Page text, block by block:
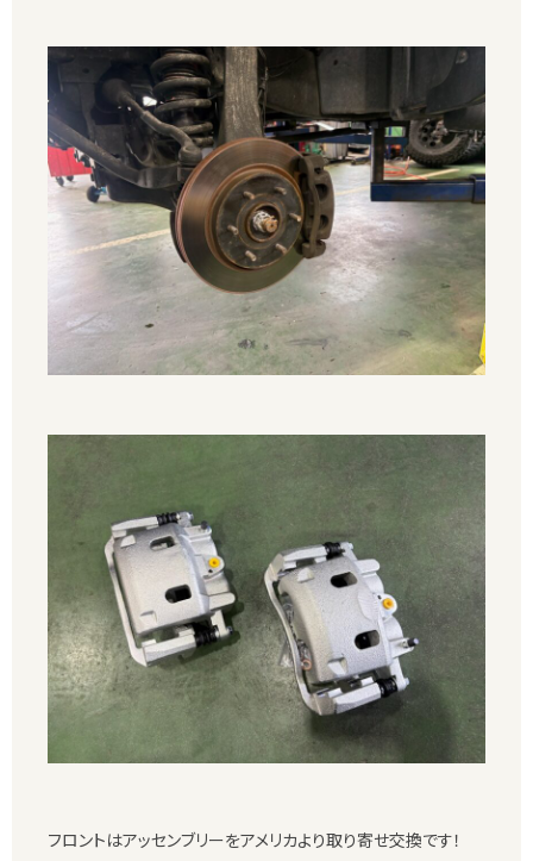
フロントはアッセンブリーをアメリカより取り寄せ交換です！